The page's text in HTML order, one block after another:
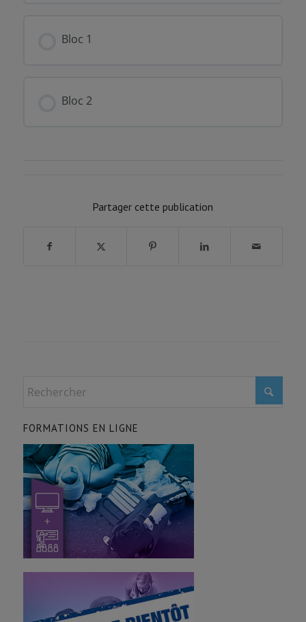
0% COMPLÉTÉ
Bloc 1
0% COMPLÉTÉ
Bloc 2
Partager cette publication
FORMATIONS EN LIGNE